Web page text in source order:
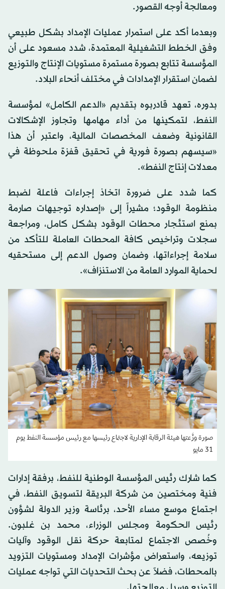
ومعالجة أوجه القصور.
وبعدما أكد على استمرار عمليات الإمداد بشكل طبيعي
وفق الخطط التشغيلية المعتمدة، شدد مسعود على أن
المؤسسة تتابع بصورة مستمرة مستويات الإنتاج والتوزيع
لضمان استقرار الإمدادات في مختلف أنحاء البلاد.
بدوره، تعهد قادربوه بتقديم «الدعم الكامل» لمؤسسة
النفط، لتمكينها من أداء مهامها وتجاوز الإشكالات
القانونية وضعف المخصصات المالية، واعتبر أن هذا
«سيسهم بصورة فورية في تحقيق قفزة ملحوظة في
معدلات إنتاج النفط».
كما شدد على ضرورة اتخاذ إجراءات فاعلة لضبط
منظومة الوقود؛ مشيراً إلى «إصداره توجيهات صارمة
بمنع استئجار محطات الوقود بشكل كامل، ومراجعة
سجلات وتراخيص كافة المحطات العاملة للتأكد من
سلامة إجراءاتها، وضمان وصول الدعم إلى مستحقيه
لحماية الموارد العامة من الاستنزاف».
صورة وزَّعتها هيئة الرقابة الإدارية لاجتماع رئيسها مع رئيس مؤسسة النفط يوم
31 مايو
كما شارك رئيس المؤسسة الوطنية للنفط، برفقة إدارات
فنية ومختصين من شركة البريقة لتسويق النفط، في
اجتماع موسع مساء الأحد، برئاسة وزير الدولة لشؤون
رئيس الحكومة ومجلس الوزراء، محمد بن غلبون.
وخُصص الاجتماع لمتابعة حركة نقل الوقود وآليات
توزيعه، واستعراض مؤشرات الإمداد ومستويات التزويد
بالمحطات، فضلاً عن بحث التحديات التي تواجه عمليات